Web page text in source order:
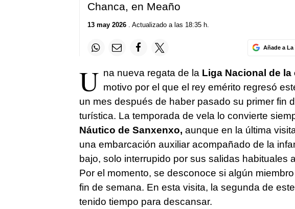
Chanca, en Meaño
13 may 2026. Actualizado a las 18:35 h.
Añade a
U na nueva regata de la Liga Nacional de
motivo por el que el rey emérito regresó
un mes después de haber pasado su primer fin
turística. La temporada de vela lo convierte
Náutico de Sanxenxo, aunque en la última
una embarcación auxiliar acompañado de la
bajo, solo interrupido por sus salidas habituales
Por el momento, se desconoce si algún
fin de semana. En esta visita, la segunda de
tenido tiempo para descansar.